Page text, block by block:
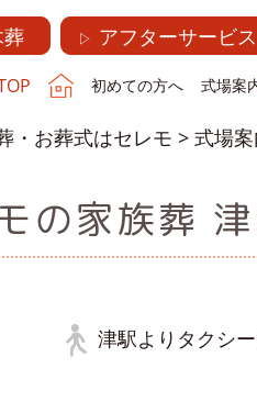
▷ アフターサービス
初めての方へ 式場案
・お葬式はセレモ > 式場
の家族葬
津駅よりタクシ